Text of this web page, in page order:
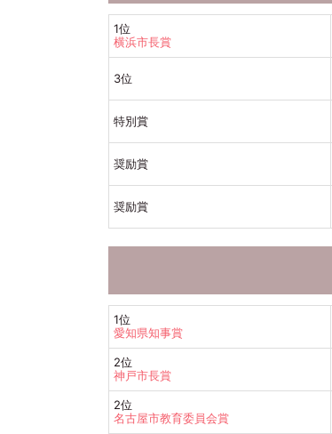
1位
横浜市長賞
3位
特別賞
奨励賞
奨励賞
1位
愛知県知事賞
2位
神戸市長賞
2位
名古屋市教育委員会賞